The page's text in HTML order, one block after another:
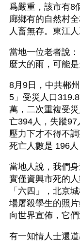
爲嚴重，該市有8
廊鄉有的自然村
人畜無存。東江
當地一位老者說
麼大的雨，可能是
8月9日，中共郴
5」受災人口
萬，二次重複受
亡394人，失蹤
壓力下才不得不
死亡人數是 196人
當地人說，我們
實僅資興市死的
「六四」，北京
場屠殺學生的照
向世界宣佈，它們
有一知情人士還